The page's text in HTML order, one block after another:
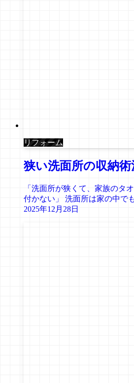
リフォーム
狭い洗面所の収納
「洗面所が狭くて、家族の
付かない」 洗面所は家の中で
2025年12月28日